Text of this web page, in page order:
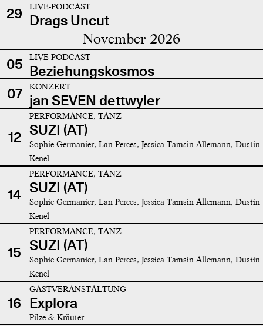
29
LIVE-PODCAST
Drags Uncut
November 2026
05 LIVE-PODCAST
Beziehungskosmos
07
KONZERT
jan SEVEN dettwyler
12
PERFORMANCE, TANZ
SUZI (AT)
Sophie Germanier, Lan Perces, Jessica Tamsin Allemann, Dustin
Kenel
14
PERFORMANCE, TANZ
SUZI (AT)
Sophie Germanier, Lan Perces, Jessica Tamsin Allemann, Dustin
Kenel
15
PERFORMANCE, TANZ
SUZI (AT)
Sophie Germanier, Lan Perces, Jessica Tamsin Allemann, Dustin
Kenel
16
GASTVERANSTALTUNG
Explora
Pilze & Kräuter